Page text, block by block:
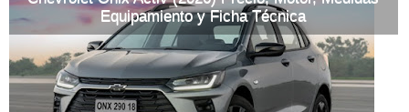
Equipamiento y Ficha Técnica